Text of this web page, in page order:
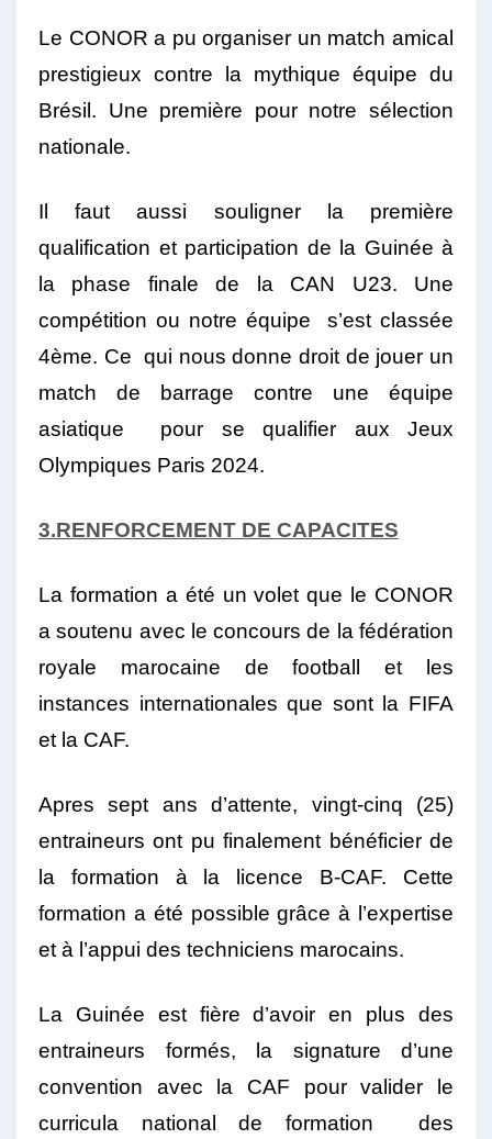
Le CONOR a pu organiser un match amical
prestigieux contre la mythique équipe du
Brésil. Une première pour notre sélection
nationale.
Il faut aussi souligner la première
qualification et participation de la Guinée à
la phase finale de la CAN U23. Une
compétition ou notre équipe s’est classée
4ème. Ce qui nous donne droit de jouer un
match de barrage contre une équipe
asiatique pour se qualifier aux Jeux
Olympiques Paris 2024.
3.RENFORCEMENT DE CAPACITES
La formation a été un volet que le CONOR
a soutenu avec le concours de la fédération
royale marocaine de football et les
instances internationales que sont la FIFA
et la CAF.
Apres sept ans d’attente, vingt-cinq (25)
entraineurs ont pu finalement bénéficier de
la formation à la licence B-CAF. Cette
formation a été possible grâce à l’expertise
et à l’appui des techniciens marocains.
La Guinée est fière d’avoir en plus des
entraineurs formés, la signature d’une
convention avec la CAF pour valider le
curricula national de formation des